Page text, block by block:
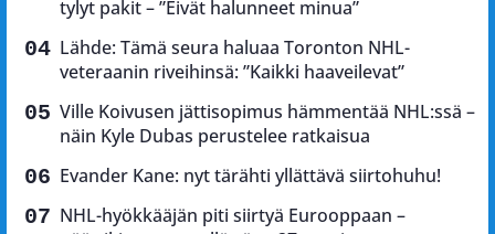
tylyt pakit – ”Eivät halunneet minua”
Lähde: Tämä seura haluaa Toronton NHL-
veteraanin riveihinsä: ”Kaikki haaveilevat”
Ville Koivusen jättisopimus hämmentää NHL:ssä –
näin Kyle Dubas perustelee ratkaisua
Evander Kane: nyt tärähti yllättävä siirtohuhu!
NHL-hyökkääjän piti siirtyä Eurooppaan –